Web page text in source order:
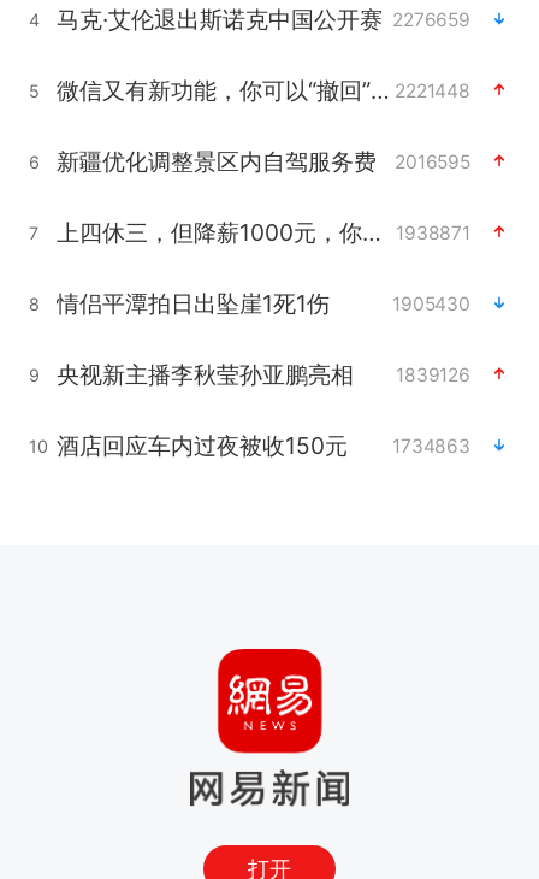
4 马克·艾伦退出斯诺克中国公开赛 2276659
5 微信又有新功能，你可以“撤回”你的撤回了！ 2221448
6 新疆优化调整景区内自驾服务费 2016595
7 上四休三，但降薪1000元，你接受吗？ 1938871
8 情侣平潭拍日出坠崖1死1伤 1905430
9 央视新主播李秋莹孙亚鹏亮相 1839126
10 酒店回应车内过夜被收150元 1734863
打开